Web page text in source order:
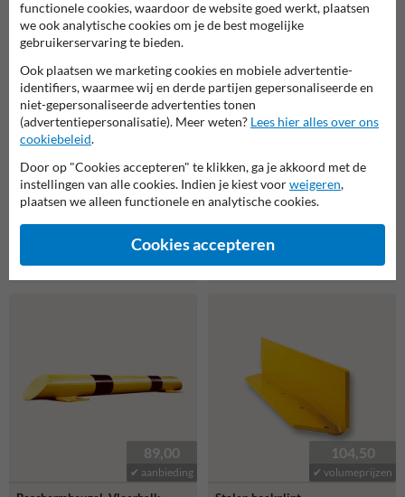
600x1150x1150mm,
grondmontage
Wandbeugel Ø48mm U-
Vormig
150,00
✔ volumeprijzen
Beschermbeugel, Vloerbalk
hoek Ø76x200mm
✔ aanbieding
Beschermbeugel, Vloerbalk
Ø76x200mm
89,00
✔ aanbieding
104,50
✔ volumeprijzen
functionele cookies, waardoor de website goed werkt, plaatsen
we ook analytische cookies om je de best mogelijke
gebruikerservaring te bieden.
Ook plaatsen we marketing cookies en mobiele advertentie-
identifiers, waarmee wij en derde partijen gepersonaliseerde en
niet-gepersonaliseerde advertenties tonen
(advertentiepersonalisatie). Meer weten? Lees hier alles over ons
cookiebeleid.
Door op "Cookies accepteren" te klikken, ga je akkoord met de
instellingen van alle cookies. Indien je kiest voorweigeren,
plaatsen we alleen functionele en analytische cookies.
Cookies accepteren